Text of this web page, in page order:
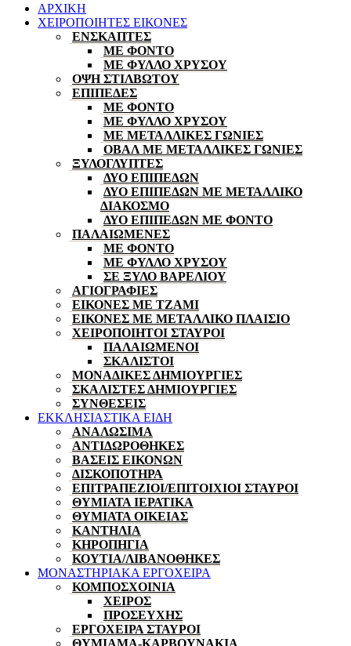
ΑΡΧΙΚΗ
ΧΕΙΡΟΠΟΙΗΤΕΣ ΕΙΚΟΝΕΣ
ΕΝΣΚΑΠΤΕΣ
ΜΕ ΦΟΝΤΟ
ΜΕ ΦΥΛΛΟ ΧΡΥΣΟΥ
ΟΨΗ ΣΤΙΛΒΩΤΟΥ
ΕΠΙΠΕΔΕΣ
ΜΕ ΦΟΝΤΟ
ΜΕ ΦΥΛΛΟ ΧΡΥΣΟΥ
ΜΕ ΜΕΤΑΛΛΙΚΕΣ ΓΩΝΙΕΣ
ΟΒΑΛ ΜΕ ΜΕΤΑΛΛΙΚΕΣ ΓΩΝΙΕΣ
ΞΥΛΟΓΛΥΠΤΕΣ
ΔΥΟ ΕΠΙΠΕΔΩΝ
ΔΥΟ ΕΠΙΠΕΔΩΝ ΜΕ ΜΕΤΑΛΛΙΚΟ
ΔΙΑΚΟΣΜΟ
ΔΥΟ ΕΠΙΠΕΔΩΝ ΜΕ ΦΟΝΤΟ
ΠΑΛΑΙΩΜΕΝΕΣ
ΜΕ ΦΟΝΤΟ
ΜΕ ΦΥΛΛΟ ΧΡΥΣΟΥ
ΣΕ ΞΥΛΟ ΒΑΡΕΛΙΟΥ
ΑΓΙΟΓΡΑΦΙΕΣ
ΕΙΚΟΝΕΣ ΜΕ ΤΖΑΜΙ
ΕΙΚΟΝΕΣ ΜΕ ΜΕΤΑΛΛΙΚΟ ΠΛΑΙΣΙΟ
ΧΕΙΡΟΠΟΙΗΤΟΙ ΣΤΑΥΡΟΙ
ΠΑΛΑΙΩΜΕΝΟΙ
ΣΚΑΛΙΣΤΟΙ
ΜΟΝΑΔΙΚΕΣ ΔΗΜΙΟΥΡΓΙΕΣ
ΣΚΑΛΙΣΤΕΣ ΔΗΜΙΟΥΡΓΙΕΣ
ΣΥΝΘΕΣΕΙΣ
ΕΚΚΛΗΣΙΑΣΤΙΚΑ ΕΙΔΗ
ΑΝΑΛΩΣΙΜΑ
ΑΝΤΙΔΩΡΟΘΗΚΕΣ
ΒΑΣΕΙΣ ΕΙΚΟΝΩΝ
ΔΙΣΚΟΠΟΤΗΡΑ
ΕΠΙΤΡΑΠΕΖΙΟΙ/ΕΠΙΤΟΙΧΙΟΙ ΣΤΑΥΡΟΙ
ΘΥΜΙΑΤΑ ΙΕΡΑΤΙΚΑ
ΘΥΜΙΑΤΑ ΟΙΚΕΙΑΣ
ΚΑΝΤΗΛΙΑ
ΚΗΡΟΠΗΓΙΑ
ΚΟΥΤΙΑ/ΛΙΒΑΝΟΘΗΚΕΣ
ΜΟΝΑΣΤΗΡΙΑΚΑ ΕΡΓΟΧΕΙΡΑ
ΚΟΜΠΟΣΧΟΙΝΙΑ
ΧΕΙΡΟΣ
ΠΡΟΣΕΥΧΗΣ
ΕΡΓΟΧΕΙΡΑ ΣΤΑΥΡΟΙ
ΘΥΜΙΑΜΑ-ΚΑΡΒΟΥΝΑΚΙΑ